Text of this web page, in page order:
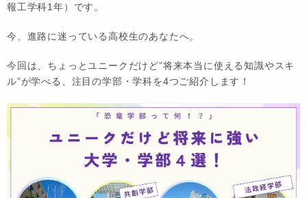
報工学科1年）です。
今、進路に迷っている高校生のあなたへ。
今回は、ちょっとユニークだけど”将来本当に使える知識やスキ
ル”が学べる、注目の学部・学科を4つご紹介します！